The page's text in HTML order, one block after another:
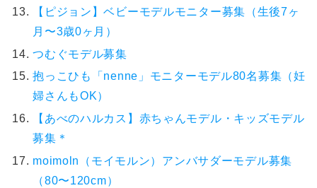
【ピジョン】ベビーモデルモニター募集（生後7ヶ
月〜3歳0ヶ月）
つむぐモデル募集
抱っこひも「nenne」モニターモデル80名募集（妊
婦さんもOK）
【あべのハルカス】赤ちゃんモデル・キッズモデル
募集＊
moimoln（モイモルン）アンバサダーモデル募集
（80〜120cm）